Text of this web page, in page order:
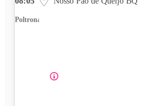
Poltrona